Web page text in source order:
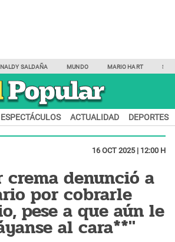
NALDY SALDAÑA MUNDO MARIO HART
ESPECTÁCULOS ACTUALIDAD DEPORTES
16 OCT 2025 | 12:00 H
crema denunció a
por cobrarle
pese a que aún le
al cara**"